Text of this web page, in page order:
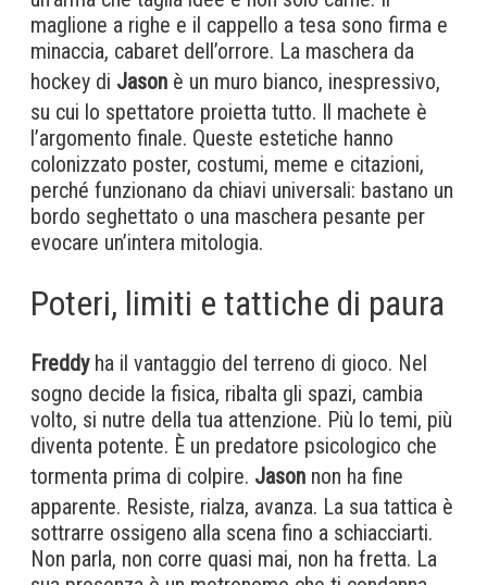
maglione a righe e il cappello a tesa sono firma e
minaccia, cabaret dell’orrore. La maschera da
hockey di Jason è un muro bianco, inespressivo,
su cui lo spettatore proietta tutto. Il machete è
l’argomento finale. Queste estetiche hanno
colonizzato poster, costumi, meme e citazioni,
perché funzionano da chiavi universali: bastano un
bordo seghettato o una maschera pesante per
evocare un’intera mitologia.
Poteri, limiti e tattiche di paura
Freddyha il vantaggio del terreno di gioco. Nel
sogno decide la fisica, ribalta gli spazi, cambia
volto, si nutre della tua attenzione. Più lo temi, più
diventa potente. È un predatore psicologico che
tormenta prima di colpire. Jason non ha fine
apparente. Resiste, rialza, avanza. La sua tattica è
sottrarre ossigeno alla scena fino a schiacciarti.
Non parla, non corre quasi mai, non ha fretta. La